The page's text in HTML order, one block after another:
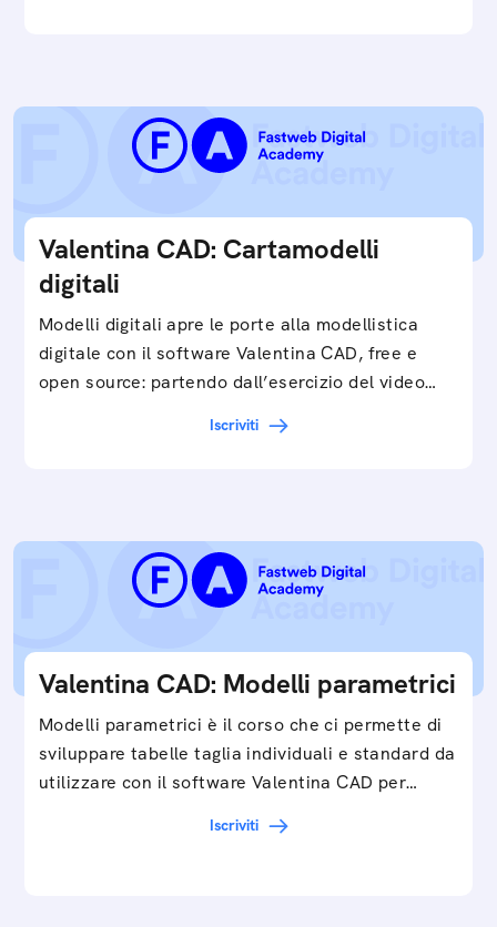
Valentina CAD: Cartamodelli
digitali
Modelli digitali apre le porte alla modellistica
digitale con il software Valentina CAD, free e
open source: partendo dall’esercizio del video…
Iscriviti
Valentina CAD: Modelli parametrici
Modelli parametrici è il corso che ci permette di
sviluppare tabelle taglia individuali e standard da
utilizzare con il software Valentina CAD per…
Iscriviti